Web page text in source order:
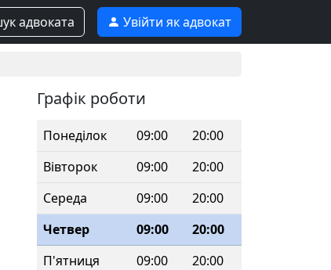
адвоката Увійти як адвокат
Графік роботи
Понеділок 09:00
20:00
Вівторок
09:00
20:00
Середа
09:00
20:00
Четвер
09:00
20:00
П'ятниця
09:00
20:00